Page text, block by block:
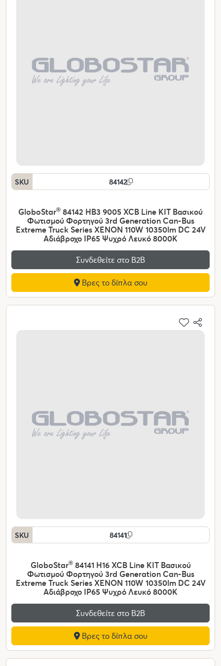
SKU 84142
GloboStar® 84142 HB3 9005 XCB Line KIT Βασικού
Φωτισμού Φορτηγού 3rd Generation Can-Bus
Extreme Truck Series XENON 110W 10350lm DC 24V
Αδιάβροχο IP65 Ψυχρό Λευκό 8000K
Συνδεθείτε στο Β2Β
Βρες το δίπλα σου
SKU 84141
GloboStar®84141 H16 XCB Line KIT Βασικού
Φωτισμού Φορτηγού 3rd Generation Can-Bus
Extreme Truck Series XENON 110W 10350lm DC 24V
Αδιάβροχο IP65 Ψυχρό Λευκό 8000K
Συνδεθείτε στο Β2Β
Βρες το δίπλα σου